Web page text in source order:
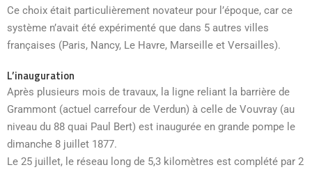
Ce choix était particulièrement novateur pour l’époque, car ce
système n’avait été expérimenté que dans 5 autres villes
françaises (Paris, Nancy, Le Havre, Marseille et Versailles).
L’inauguration
Après plusieurs mois de travaux, la ligne reliant la barrière de
Grammont (actuel carrefour de Verdun) à celle de Vouvray (au
niveau du 88 quai Paul Bert) est inaugurée en grande pompe le
dimanche 8 juillet 1877.
Le 25 juillet, le réseau long de 5,3 kilomètres est complété par 2